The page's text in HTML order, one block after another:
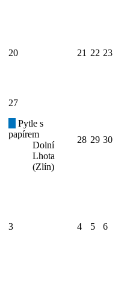
20 21 22 23
27
Pytle s
papírem
Dolní
Lhota
(Zlín)
28 29 30
3 4 5 6